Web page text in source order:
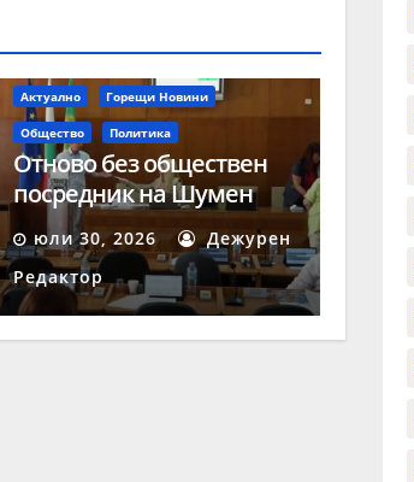
Актуално Горещи Новини
Общество Политика
Отново без обществен
посредник на Шумен
след осмата поред
процедура
юли 30, 2026
Дежурен
Редактор